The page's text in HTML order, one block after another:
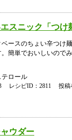
スニック「つけ
ースのちょい辛つけ
簡単でおいしいので
ロール
レシピID：2811 投稿
ウダー